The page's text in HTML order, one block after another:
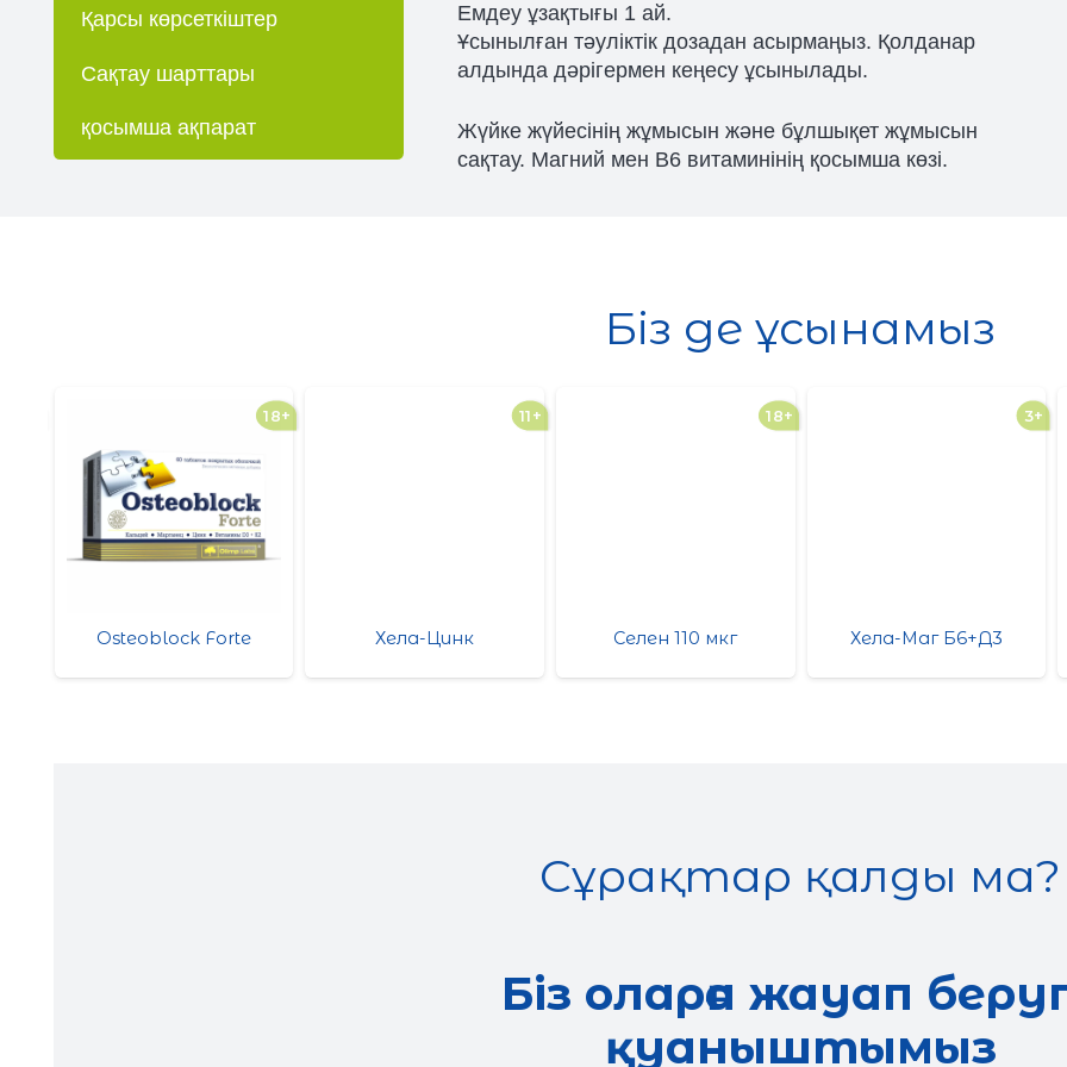
Қарсы көрсеткіштер
Сақтау шарттары
қосымша ақпарат
Емдеу ұзақтығы 1 ай.
Ұсынылған тәуліктік дозадан асырмаңыз. Қолданар
алдында дәрігермен кеңесу ұсынылады.
Жүйке жүйесінің жұмысын және бұлшықет жұмысын
сақтау. Магний мен В6 витаминінің қосымша көзі.
Біз де ұсынамыз
18+
Osteoblock Forte
11+
Хела-Цинк
18+
Селен 110 мкг
3+
Хела-Маг Б6+Д3
Сұрақтар қалды ма?
Біз оларға жауап
қуаныштымыз